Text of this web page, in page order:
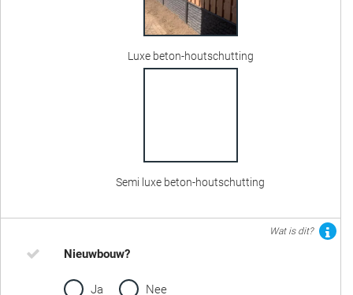
Luxe beton-houtschutting
Semi luxe beton-houtschutting
Wat is dit?
Nieuwbouw?
Ja Nee